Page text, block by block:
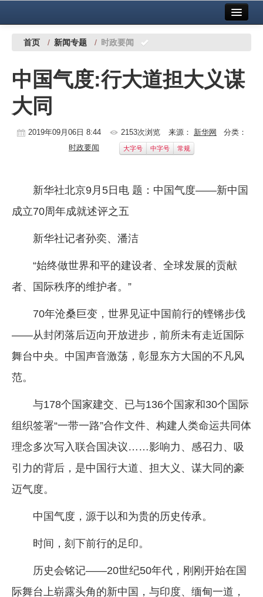
中国有色金属报社主办 广告服务
铜镍铅锌
铝
稀有稀土
镁钛
行情报价
数字报
首页 / 新闻专题 / 时政要闻
中国气度:行大道担大义谋
大同
2019年09月06日 8:44 2153次浏览 来源： 新华网
分类：
时政要闻
大字号 中字号 常规
新华社北京9月5日电 题：中国气度——新中国
成立70周年成就述评之五
新华社记者孙奕、潘洁
“始终做世界和平的建设者、全球发展的贡献
者、国际秩序的维护者。”
70年沧桑巨变，世界见证中国前行的铿锵步伐
——从封闭落后迈向开放进步，前所未有走近国际
舞台中央。中国声音激荡，彰显东方大国的不凡风
范。
与178个国家建交、已与136个国家和30个国际
组织签署“一带一路”合作文件、构建人类命运共同体
理念多次写入联合国决议……影响力、感召力、吸
引力的背后，是中国行大道、担大义、谋大同的豪
迈气度。
中国气度，源于以和为贵的历史传承。
时间，刻下前行的足印。
历史会铭记——20世纪50年代，刚刚开始在国
际舞台上崭露头角的新中国，与印度、缅甸一道，